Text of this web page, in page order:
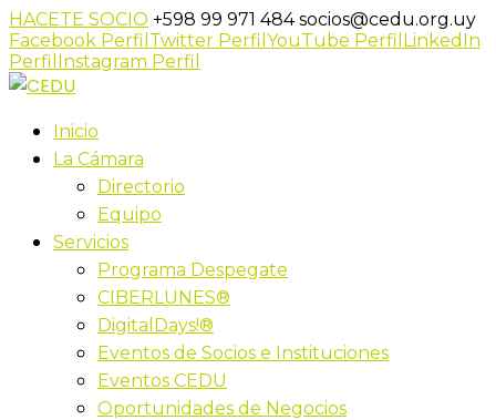
HACETE SOCIO +598 99 971 484socios@cedu.org.uy
Facebook Perfil Twitter Perfil YouTube Perfil LinkedIn
Perfil Instagram Perfil
Inicio
La Cámara
Directorio
Equipo
Servicios
Programa Despegate
CIBERLUNES®
DigitalDays!®
Eventos de Socios e Instituciones
Eventos CEDU
Oportunidades de Negocios